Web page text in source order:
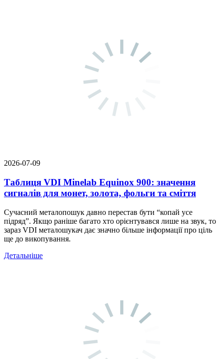
2026-07-09
Таблиця VDI Minelab Equinox 900: значення
сигналів для монет, золота, фольги та сміття
Сучасний металопошук давно перестав бути “копай усе
підряд”. Якщо раніше багато хто орієнтувався лише на звук, то
зараз VDI металошукач дає значно більше інформації про ціль
ще до викопування.
Детальніше